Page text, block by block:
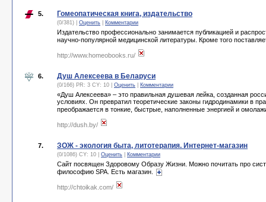
5. Гомеопатическая книга, издательство
(0/381) | Оценить Комментарии
Издательство профессионально занимается публикацией и
научно-популярной медицинской литературы. Кроме того
http://www.homeobooks.ru/
6. Душ Алексеева в Беларуси
(0/166) PR: 3 CY: 10 | Оценить Комментарии
«Душ Алексеева» – это правильная душевая лейка, созданная
условиях. Он превратил теоретические законы гидродинамики в
преображается в тонкие, быстрые, наполненные энергией и
http://dush.by/
7. ЗОЖ - экология быта, литотерапия. Интернет-магазин
(0/1086) CY: 10 | Оценить Комментарии
Сайт посвящен Здоровому Образу Жизни. Можно почитать про
философию SPA. Есть магазин.
http://chtoikak.com/